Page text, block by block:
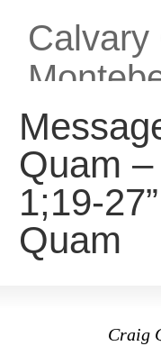
Calvary
HOME CHI SIAMO
COLLEGAMENTI
Quam
1;19-
Quam
Craig